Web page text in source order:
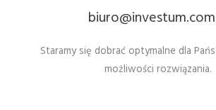
Staramy się dobrać optymalne dla
możliwości rozwiązania.